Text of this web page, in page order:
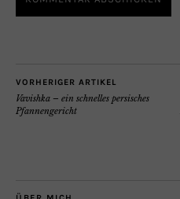
VORHERIGER ARTIKEL
Vavishka – ein schnelles persisches
Pfannengericht